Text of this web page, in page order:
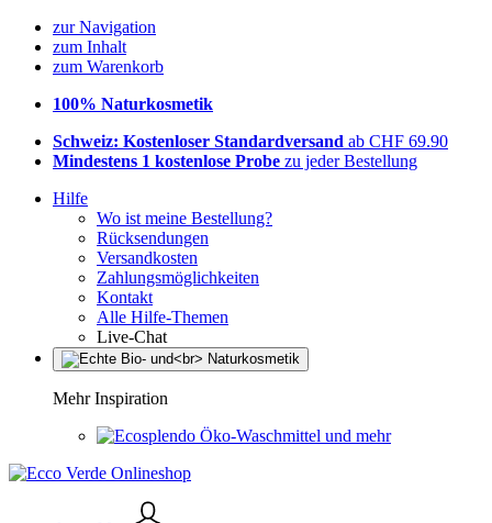
zur Navigation
zum Inhalt
zum Warenkorb
100% Naturkosmetik
Schweiz: Kostenloser Standardversand ab CHF 69.90
Mindestens 1 kostenlose Probe zu jeder Bestellung
Hilfe
Wo ist meine Bestellung?
Rücksendungen
Versandkosten
Zahlungsmöglichkeiten
Kontakt
Alle Hilfe-Themen
Live-Chat
Mehr Inspiration
Öko-Waschmittel und mehr